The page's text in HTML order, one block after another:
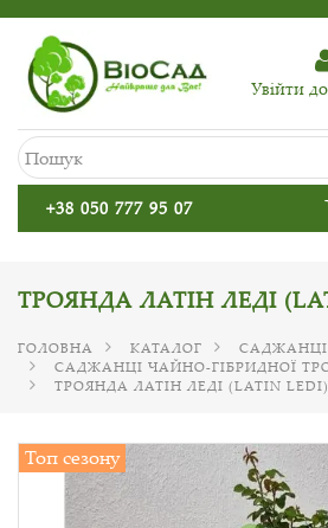
Увiйти
+38 050 777 95 07
ТРОЯНДА ЛАТІН ЛЕДІ
ГОЛОВНА КАТАЛОГ
САДЖАНЦІ ЧАЙНО-ГІБРИДНОЇ
ТРОЯНДА ЛАТІН ЛЕДІ (LATIN LEDI)
Топ сезону